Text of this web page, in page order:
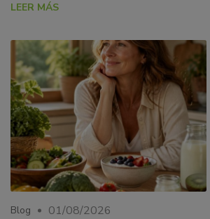
LEER MÁS
Blog 01/08/2026